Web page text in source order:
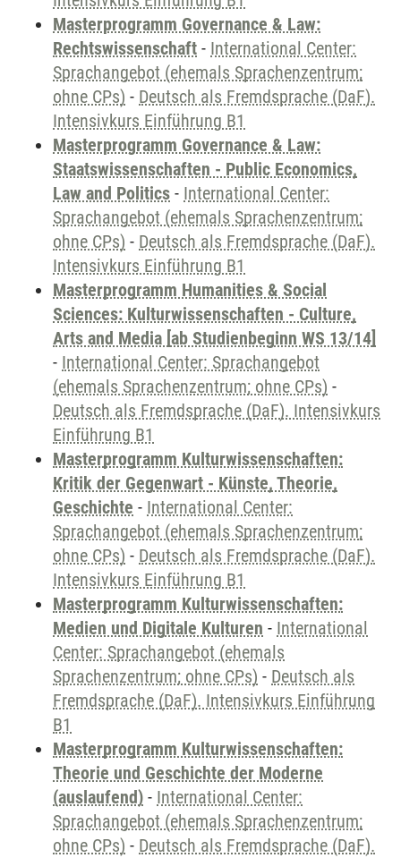
Masterprogramm Governance & Law:
Rechtswissenschaft - International Center:
Sprachangebot (ehemals Sprachenzentrum;
ohne CPs) - Deutsch als Fremdsprache (DaF).
Intensivkurs Einführung B1
Masterprogramm Governance & Law:
Staatswissenschaften - Public Economics,
Law and Politics - International Center:
Sprachangebot (ehemals Sprachenzentrum;
ohne CPs) - Deutsch als Fremdsprache (DaF).
Intensivkurs Einführung B1
Masterprogramm Humanities & Social
Sciences: Kulturwissenschaften - Culture,
Arts and Media [ab Studienbeginn WS 13/14]
- International Center: Sprachangebot
(ehemals Sprachenzentrum; ohne CPs) -
Deutsch als Fremdsprache (DaF). Intensivkurs
Einführung B1
Masterprogramm Kulturwissenschaften:
Kritik der Gegenwart - Künste, Theorie,
Geschichte - International Center:
Sprachangebot (ehemals Sprachenzentrum;
ohne CPs) - Deutsch als Fremdsprache (DaF).
Intensivkurs Einführung B1
Masterprogramm Kulturwissenschaften:
Medien und Digitale Kulturen - International
Center: Sprachangebot (ehemals
Sprachenzentrum; ohne CPs) - Deutsch als
Fremdsprache (DaF). Intensivkurs Einführung
B1
Masterprogramm Kulturwissenschaften:
Theorie und Geschichte der Moderne
(auslaufend) - International Center:
Sprachangebot (ehemals Sprachenzentrum;
ohne CPs) - Deutsch als Fremdsprache (DaF).